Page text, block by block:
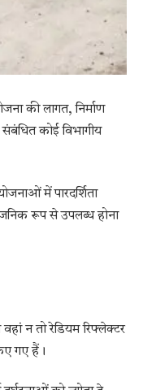
की लागत, निर्माण
कोई विभागीय
में पारदर्शिता
रूप से उपलब्ध होना
न तो रेडियम रिफ्लेक्टर
गए हैं।